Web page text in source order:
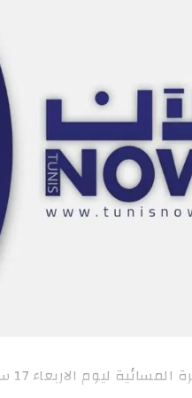
ليوم الاربعاء 17 سبتمبر 2025